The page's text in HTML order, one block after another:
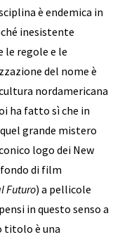
è endemica in
inesistente
le regole e le
del nome è
nordamericana
ha fatto sì che in
grande mistero
logo dei New
di film
Futuro) a pellicole
in questo senso a
titolo è una